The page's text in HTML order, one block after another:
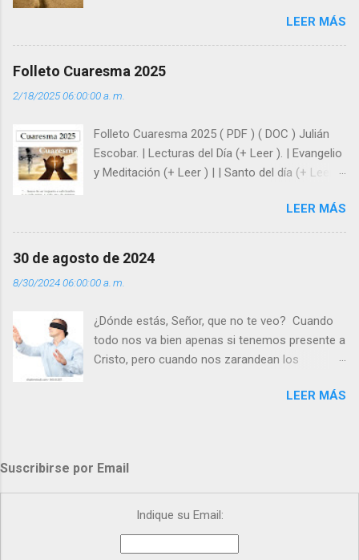
enseña Jesucristo? Que, si seguimos sus
huellas, sin ser superhombres, podemos
afrontar las adversidades con la fuerza y la luz
siempre está pendiente de nosotros. Amar es
y protegidos por nosotros. “ Señor, soy un
árbol sin frutos, pero tú me das la savia para
que al menos mis ramas y hojas den sombra
super hombre? - ¿Superas tu fragilidad con la
gracia de Dios? Julián Escobar. | Lecturas del
Día (+ Leer ). | Evangelio y Meditación (+ Leer ) |
LEER MÁS
Folleto Cuaresma 2025
2/18/2025 06:00:00 a. m.
Folleto Cuaresma 2025 ( PDF ) ( DOC ) Julián
Escobar. | Lecturas del Día (+ Leer ). | Evangelio
y Meditación (+ Leer ) | | Santo del día (+ Leer )
LEER MÁS
30 de agosto de 2024
8/30/2024 06:00:00 a. m.
¿Dónde estás, Señor, que no te veo? Cuando
todo nos va bien apenas si tenemos presente a
Cristo, pero cuando nos zarandean los
“¿Dónde estás, Señor, que no te veo, que me
tumba vacía, y yo estoy Resucitado. No me ves
porque lloras tus problemas y no gozas de la
vida. ¿Cómo puedes creer que Yo dejo a nadie
sólo con los dolores de la vida? Debes
resucitar conmigo. Renueva tus ojos para
LEER MÁS
Suscribirse por Email
Indique su Email: